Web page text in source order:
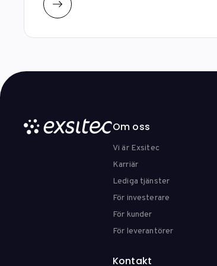
Om oss
Vi är Exsitec
Karriär
Lediga tjänster
För investerare
För kunder
För leverantörer
Kontakt